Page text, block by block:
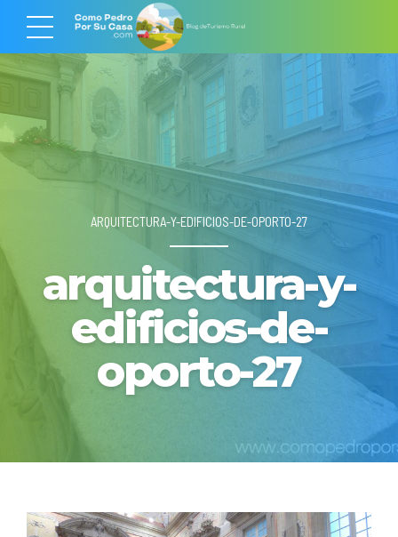
ARQUITECTURA-Y-EDIFICIOS-DE-OPORTO-27
arquitectura-y-
edificios-de-
oporto-27